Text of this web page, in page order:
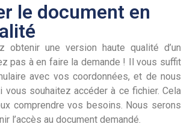
le document en
obtenir une version haute qualité d’un
pas à en faire la demande ! Il vous suffit
avec vos coordonnées, et de nous
vous souhaitez accéder à ce fichier. Cela
comprendre vos besoins. Nous serons
l’accès au document demandé.